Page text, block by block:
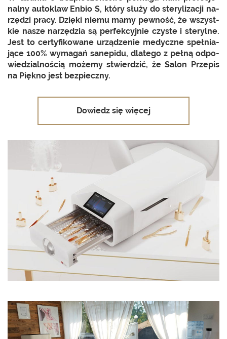
nal­ny au­to­klaw Enbio S, który służy do ste­ry­li­za­cji na­
rzę­dzi pracy. Dzię­ki niemu mamy pew­ność, że wszyst­
kie nasze na­rzę­dzia są per­fek­cyj­nie czy­ste i ste­ryl­ne.
Jest to cer­ty­fi­ko­wa­ne urzą­dze­nie me­dycz­ne speł­nia­
ją­ce 100% wy­ma­gań sa­ne­pi­du, dla­te­go z pełną od­po­
wie­dzial­no­ścią mo­że­my stwier­dzić, że Salon Prze­pis
na Pięk­no jest bez­piecz­ny.
Dowiedz się więcej